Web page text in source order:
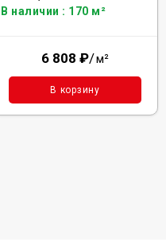
В наличии : 170 м²
6 808 ₽/м²
В корзину